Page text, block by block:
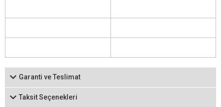
Garanti ve Teslimat
Taksit Seçenekleri